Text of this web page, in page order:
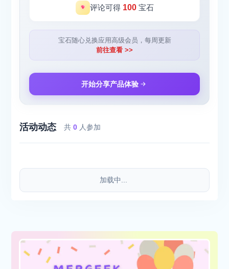
评论可得 100宝石
宝石随心兑换应用高级会员，每周更新
前往查看 >>
开始分享产品体验
活动动态 共0 人参加
加载中...